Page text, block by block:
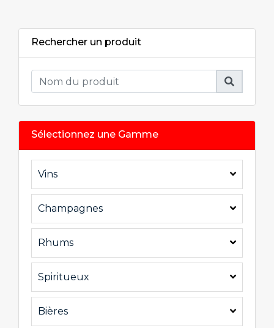
Rechercher un produit
Sélectionnez une Gamme
Vins
Champagnes
Rhums
Spiritueux
Bières